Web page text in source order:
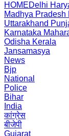
HOMEDelhi
Madhya Pradesh
Uttarakhand
Karnataka
Odisha Kerala
Jansamasya
News
Bjp
National
Police
Bihar
India
कांग्रेस
बीजेपी
Gujarat